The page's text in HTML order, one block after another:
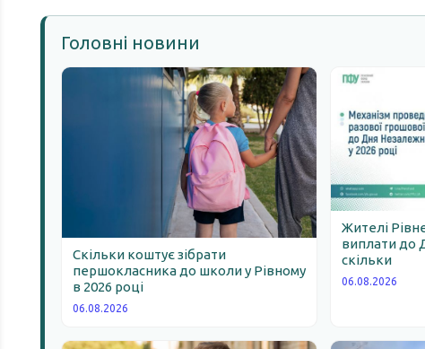
Головні новини
Скільки коштує зібрати
першокласника до школи у Рівному
в 2026 році
06.08.2026
Жителі
виплати до
скільки
06.08.2026